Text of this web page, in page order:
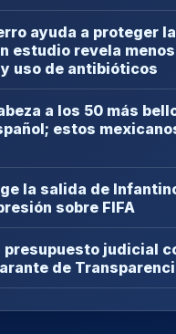
ayuda a proteger
estudio revela menos
uso de antibióticos
a los 50 más
estos
la salida de
sobre FIFA
judicial
de